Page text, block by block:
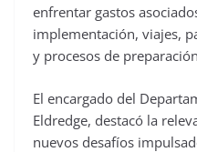
enfrentar gastos
implementación, viajes,
y procesos de
El encargado del
Eldredge, destacó la
nuevos desafíos